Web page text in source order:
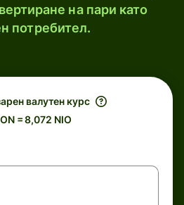
на пари като
потребител.
валутен курс
= 8,072 NIO